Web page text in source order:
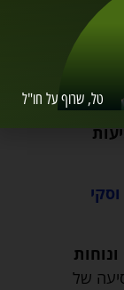
את
של נוף
מאוד.
השנה
וגם
של
טל, שרוף על חו"ל